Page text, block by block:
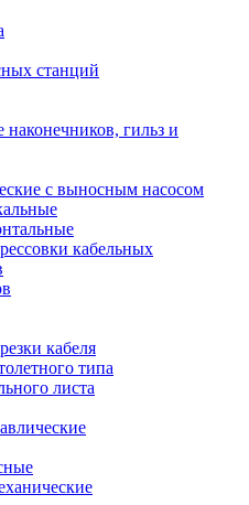
станций
гильз и
с выносным насосом
кабельных
кабеля
типа
листа